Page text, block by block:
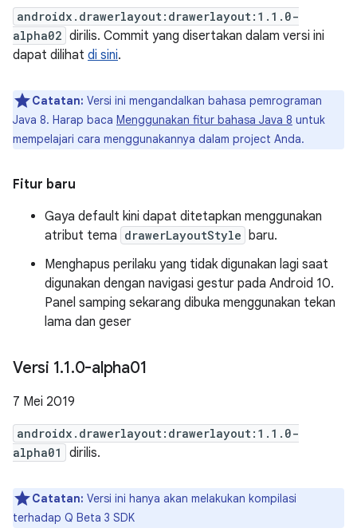
androidx.drawerlayout:drawerlayout:1.1.0-
alpha02 dirilis. Commit yang disertakan dalam versi ini
dapat dilihat di sini.
Catatan: Versi ini mengandalkan bahasa pemrograman
Java 8. Harap baca Menggunakan fitur bahasa Java 8 untuk
mempelajari cara menggunakannya dalam project Anda.
Fitur baru
Gaya default kini dapat ditetapkan menggunakan
atribut tema drawerLayoutStyle baru.
Menghapus perilaku yang tidak digunakan lagi saat
digunakan dengan navigasi gestur pada Android 10.
Panel samping sekarang dibuka menggunakan tekan
lama dan geser
Versi 1.1.0-alpha01
7 Mei 2019
androidx.drawerlayout:drawerlayout:1.1.0-
alpha01
dirilis.
Catatan: Versi ini hanya akan melakukan kompilasi
terhadap Q Beta 3 SDK